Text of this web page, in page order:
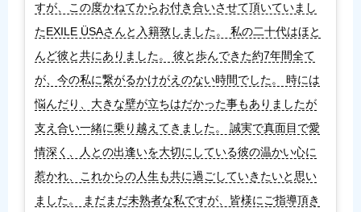
すが、この度かねてからお付き合いさせて頂いていまし
たEXILE ÜSAさんと入籍致しました。 私の二十代はほと
んど彼と共にありました。 彼と歩んできた約7年間全て
が、今の私に繋がるかけがえのない時間でした。 時には
悩んだり、大きな壁が立ちはだかった事もありましたが
支え合い一緒に乗り越えてきました。 誠実で真面目で愛
情深く、人との出逢いを大切にしている彼の温かい心に
惹かれ、これからの人生も共に過ごしていきたいと思い
ました。 まだまだ未熟者な私ですが、皆様にご指導頂き